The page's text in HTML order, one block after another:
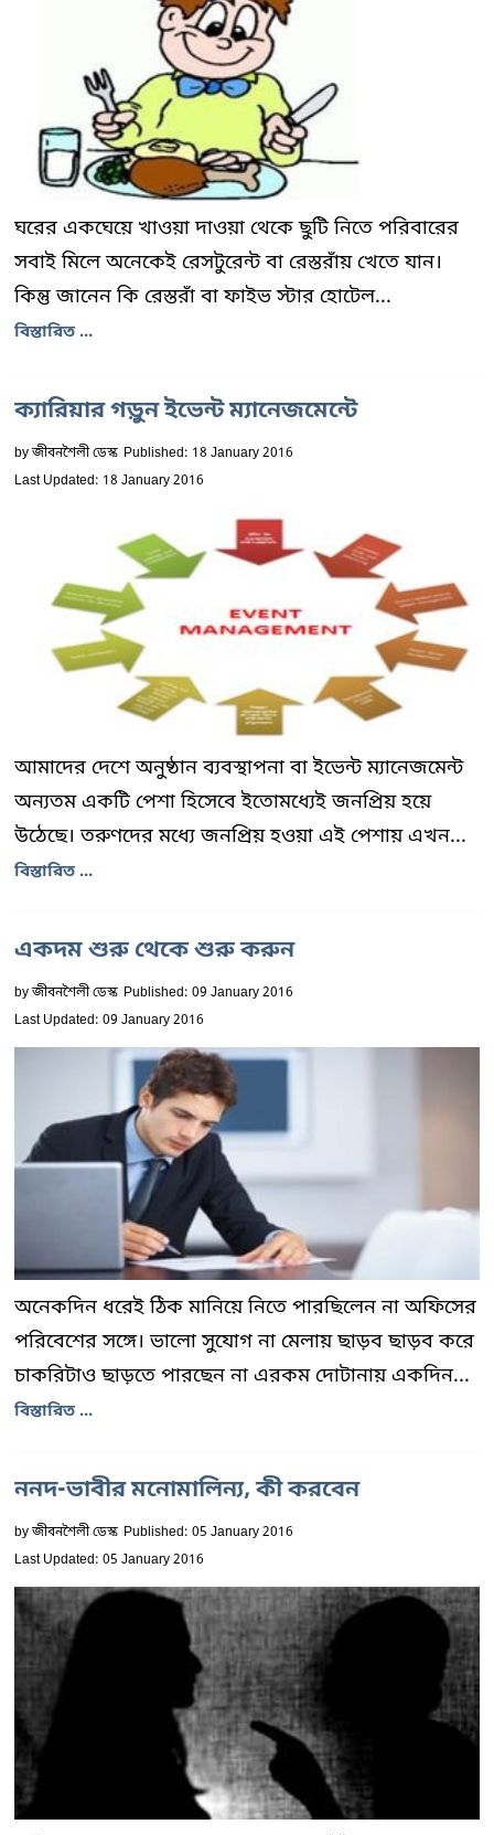
ঘরের একঘেয়ে খাওয়া দাওয়া থেকে ছুটি নিতে পরিবারের
সবাই মিলে অনেকেই রেসটুরেন্ট বা রেস্তরাঁয় খেতে যান।
কিন্তু জানেন কি রেস্তরাঁ বা ফাইভ স্টার হোটেল...
বিস্তারিত ...
ক্যারিয়ার গড়ুন ইভেন্ট ম্যানেজমেন্টে
byজীবনশৈলী ডেস্ক Published: 18 January 2016
Last Updated: 18 January 2016
আমাদের দেশে অনুষ্ঠান ব্যবস্থাপনা বা ইভেন্ট ম্যানেজমেন্ট
অন্যতম একটি পেশা হিসেবে ইতোমধ্যেই জনপ্রিয় হয়ে
উঠেছে। তরুণদের মধ্যে জনপ্রিয় হওয়া এই পেশায় এখন...
বিস্তারিত ...
একদম শুরু থেকে শুরু করুন
byজীবনশৈলী ডেস্ক Published: 09 January 2016
Last Updated: 09 January 2016
অনেকদিন ধরেই ঠিক মানিয়ে নিতে পারছিলেন না অফিসের
পরিবেশের সঙ্গে। ভালো সুযোগ না মেলায় ছাড়ব ছাড়ব করে
চাকরিটাও ছাড়তে পারছেন না এরকম দোটানায় একদিন...
বিস্তারিত ...
ননদ-ভাবীর মনোমালিন্য, কী করবেন
byজীবনশৈলী ডেস্ক Published: 05 January 2016
Last Updated: 05 January 2016